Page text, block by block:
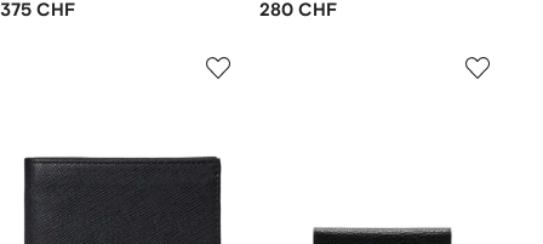
375 CHF 280 CHF